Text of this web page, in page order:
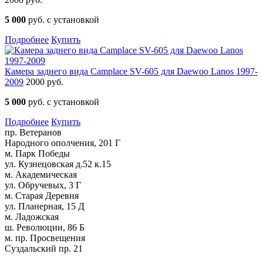
5 000 руб. с установкой
Подробнее Купить
Камера заднего вида Camplace SV-605 для Daewoo Lanos 1997-
2009 2000 руб.
5 000 руб. с установкой
Подробнее Купить
пр. Ветеранов
Народного ополчения, 201 Г
м. Парк Победы
ул. Кузнецовская д.52 к.15
м. Академическая
ул. Обручевых, 3 Г
м. Старая Деревня
ул. Планерная, 15 Д
м. Ладожская
ш. Революции, 86 Б
м. пр. Просвещения
Суздальский пр. 21